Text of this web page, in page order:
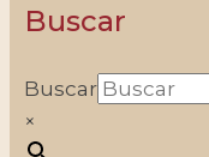
Buscar
Buscar
×